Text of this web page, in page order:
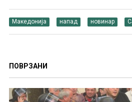
Македонија напад новинар
ПОВРЗАНИ